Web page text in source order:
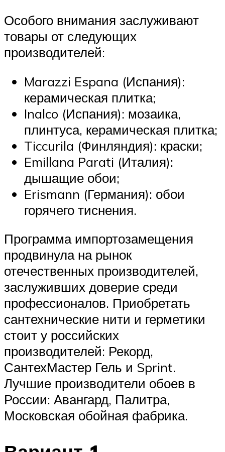
Особого внимания заслуживают
товары от следующих
производителей:
Marazzi Espana (Испания):
керамическая плитка;
Inalco (Испания): мозаика,
плинтуса, керамическая плитка;
Ticcurila (Финляндия): краски;
Emillana Parati (Италия):
дышащие обои;
Erismann (Германия): обои
горячего тиснения.
Программа импортозамещения
продвинула на рынок
отечественных производителей,
заслуживших доверие среди
профессионалов. Приобретать
сантехнические нити и герметики
стоит у российских
производителей: Рекорд,
СантехМастер Гель и Sprint.
Лучшие производители обоев в
России: Авангард, Палитра,
Московская обойная фабрика.